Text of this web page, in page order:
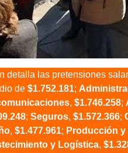
detalla las pretensiones
de $1.752.181;
, $1.746.258;
; Seguros, $1.572.366;
, $1.477.961; Producción
y Logística,